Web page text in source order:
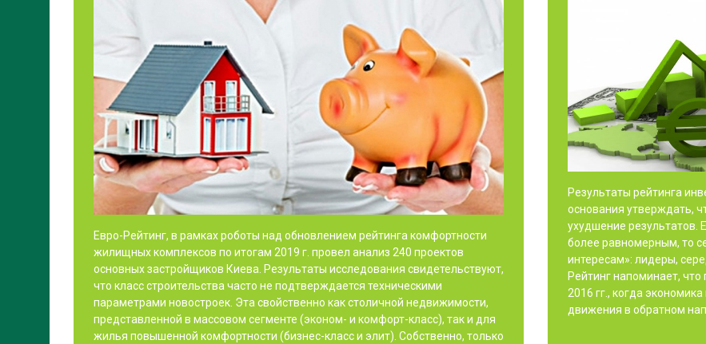
Евро-Рейтинг, в рамках роботы над обновлением рейтинга комфортности
жилищных комплексов по итогам 2019 г. провел анализ 240 проектов
основных застройщиков Киева. Результаты исследования свидетельствуют,
что класс строительства часто не подтверждается техническими
параметрами новостроек. Эта свойственно как столичной недвижимости,
представленной в массовом сегменте (эконом- и комфорт-класс), так и для
жилья повышенной комфортности (бизнес-класс и элит). Собственно, только
Результаты рейтинга
основания утверждать,
ухудшение результатов.
более равномерным, то
интересам»: лидеры,
Рейтинг напоминает,
2016 гг., когда
движения в обратном